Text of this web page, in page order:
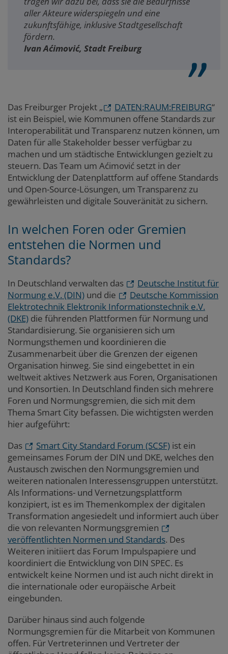
aller Akteure widerspiegeln und eine
zukunftsfähige, inklusive Stadtgesellschaft
fördern.
Ivan Aćimović, Stadt Freiburg
Das Freiburger Projekt „ DATEN:RAUM:FREIBURG“
ist ein Beispiel, wie Kommunen offene Standards zur
Interoperabilität und Transparenz nutzen können, um
Daten für alle Stakeholder besser verfügbar zu
machen und um städtische Entwicklungen gezielt zu
steuern. Das Team um Aćimović setzt in der
Entwicklung der Datenplattform auf offene Standards
und Open-Source-Lösungen, um Transparenz zu
gewährleisten und digitale Souveränität zu sichern.
In welchen Foren oder Gremien
entstehen die Normen und
Standards?
In Deutschland verwalten das
Deutsche Institut für
Normung e.V. (DIN) und die
Deutsche Kommission
Elektrotechnik Elektronik Informationstechnik e.V.
(DKE) die führenden Plattformen für Normung und
Standardisierung. Sie organisieren sich um
Normungsthemen und koordinieren die
Zusammenarbeit über die Grenzen der eigenen
Organisation hinweg. Sie sind eingebettet in ein
weltweit aktives Netzwerk aus Foren, Organisationen
und Konsortien. In Deutschland finden sich mehrere
Foren und Normungsgremien, die sich mit dem
Thema Smart City befassen. Die wichtigsten werden
hier aufgeführt:
Das
Smart City Standard Forum (SCSF) ist ein
gemeinsames Forum der DIN und DKE, welches den
Austausch zwischen den Normungsgremien und
weiteren nationalen Interessensgruppen unterstützt.
Als Informations- und Vernetzungsplattform
konzipiert, ist es im Themenkomplex der digitalen
Transformation angesiedelt und informiert auch über
die von relevanten Normungsgremien
veröffentlichten Normen und Standards. Des
Weiteren initiiert das Forum Impulspapiere und
koordiniert die Entwicklung von DIN SPEC. Es
entwickelt keine Normen und ist auch nicht direkt in
die internationale oder europäische Arbeit
eingebunden.
Darüber hinaus sind auch folgende
Normungsgremien für die Mitarbeit von Kommunen
offen. Für Vertreterinnen und Vertreter der